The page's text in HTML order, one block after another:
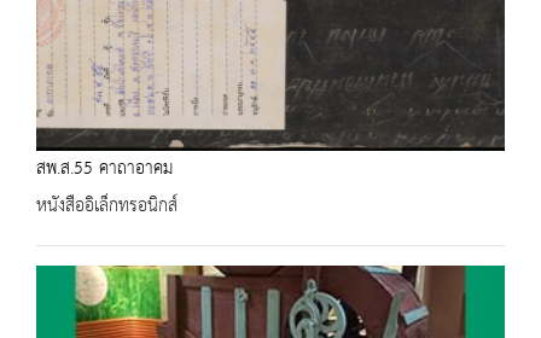
สพ.ส.55 คาถาอาคม
หนังสืออิเล็กทรอนิกส์